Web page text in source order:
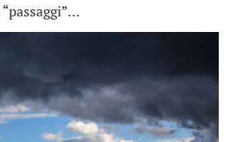
“passaggi”…